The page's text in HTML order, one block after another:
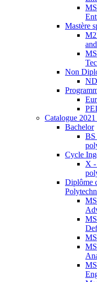
Mastère
Non
Catalogue
Bachelor
BS
Cycle
X -
Diplôme